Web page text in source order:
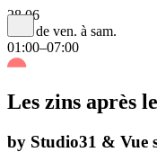
28.06
Nuit de ven. à sam.
01:00–07:00
Les zins après
by Studio31 & Vue